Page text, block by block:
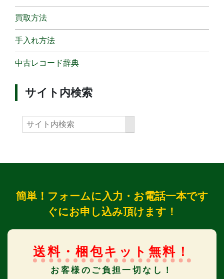
買取方法
手入れ方法
中古レコード辞典
サイト内検索
簡単！フォームに入力・お電話一本です
ぐにお申し込み頂けます！
送料・梱包キット無料！
お客様のご負担一切なし！